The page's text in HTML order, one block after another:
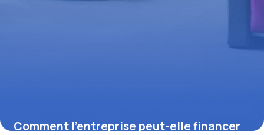
Comment l’entreprise peut-elle financer